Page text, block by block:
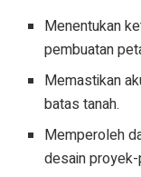
Menentukan
pembuatan
Memastikan
batas tanah.
Memperoleh
desain